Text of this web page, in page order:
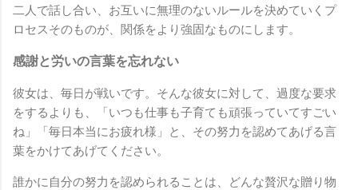
二人で話し合い、お互いに無理のないルールを決めていくプ
ロセスそのものが、関係をより強固なものにします。
感謝と労いの言葉を忘れない
彼女は、毎日が戦いです。そんな彼女に対して、過度な要求
をするよりも、「いつも仕事も子育ても頑張っていてすごい
ね」「毎日本当にお疲れ様」と、その努力を認めてあげる言
葉をかけてあげてください。
誰かに自分の努力を認められることは、どんな贅沢な贈り物